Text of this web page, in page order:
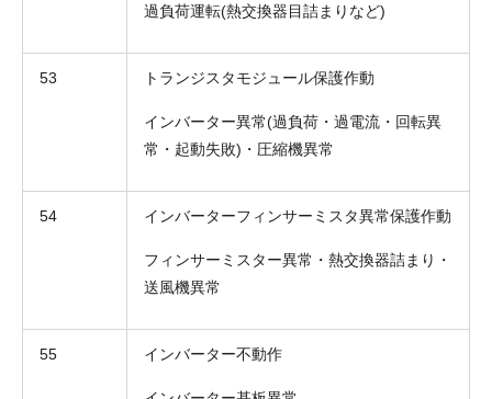
過負荷運転(熱交換器目詰まりなど)
53 トランジスタモジュール保護作動
インバーター異常(過負荷・過電流・回転異
常・起動失敗)・圧縮機異常
54 インバーターフィンサーミスタ異常保護作動
フィンサーミスター異常・熱交換器詰まり・
送風機異常
55 インバーター不動作
(ご選択ください)
お電話